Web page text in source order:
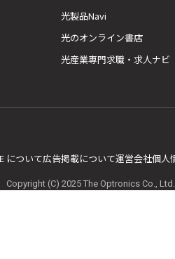
光製品Navi
光のオンライン書店
光産業専門求職・求人ナビ
について広告掲載について運営会社個人
Copyright (C) 2025 The Optronics Co.,